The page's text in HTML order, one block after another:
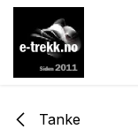
Skip to Content
Tanke